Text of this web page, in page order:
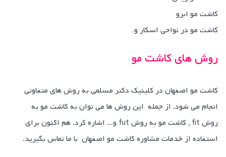
کاشت مو ابرو
کاشت مو در نواحی اسکار و…
روش های کاشت مو
کاشت مو اصفهان در کلینیک دکتر مسلمی به روش های متفاوتی
انجام می شود. از جمله این روش ها می توان به کاشت مو به
روش fit , کاشت مو به روش fut و... اشاره کرد. هم اکنون برای
استفاده از خدمات مشاوره کاشت مو اصفهان با ما تماس بگیرید.